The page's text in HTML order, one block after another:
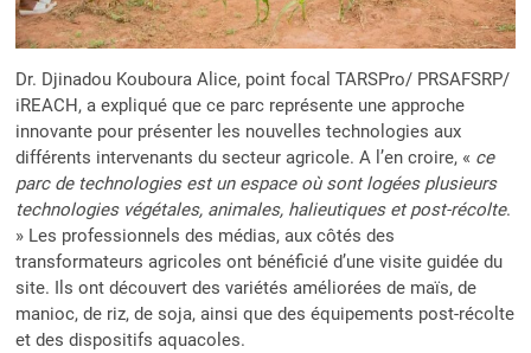
Dr. Djinadou Kouboura Alice, point focal TARSPro/ PRSAFSRP/
iREACH, a expliqué que ce parc représente une approche
innovante pour présenter les nouvelles technologies aux
différents intervenants du secteur agricole. A l’en croire, « ce
parc de technologies est un espace où sont logées plusieurs
technologies végétales, animales, halieutiques et post-récolte.
» Les professionnels des médias, aux côtés des
transformateurs agricoles ont bénéficié d’une visite guidée du
site. Ils ont découvert des variétés améliorées de maïs, de
manioc, de riz, de soja, ainsi que des équipements post-récolte
et des dispositifs aquacoles.